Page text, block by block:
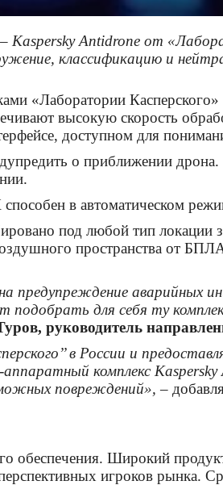
Kaspersky Antidrone от
классификацию и
«Лаборатории
высокую скорость
доступном для
о приближении
в автоматическом
под любой тип локации
пространства от
предупреждение аварийных
для себя ту
руководитель
в России и
аппаратный комплекс
повреждений», –
Широкий
игроков рынка.